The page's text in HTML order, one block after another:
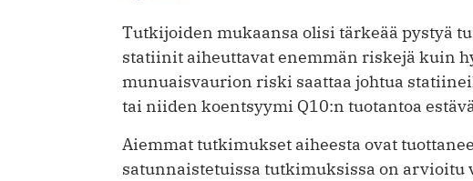
Tutkijoiden mukaansa olisi tärkeää pystyä
statiinit aiheuttavat enemmän riskejä kuin
munuaisvaurion riski saattaa johtua
tai niiden koentsyymi Q10:n tuotantoa
Aiemmat tutkimukset aiheesta ovat
satunnaistetuissa tutkimuksissa on